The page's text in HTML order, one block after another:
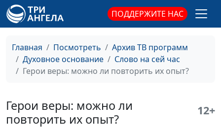
ПОДДЕРЖИТЕ НАС
Главная Посмотреть
Архив ТВ программ
Духовное основание
Слово на сей час
Герои веры: можно ли повторить их опыт?
Герои веры: можно ли
повторить их опыт?
12+
Воздайте Богу славу
Виталий Киссер,
священнослужитель
#75
Три основания иметь
мир в сердце
Виталий Киссер,
священнослужитель
Обыкновенное
христианство
Виталий Киссер,
священнослужитель
#72